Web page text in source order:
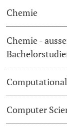
weitere
Belegen
Termine &
Chemie
Chemie -
Computational
Computer